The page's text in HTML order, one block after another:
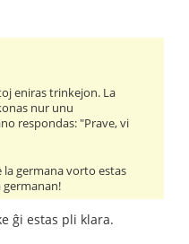
eniras trinkejon. La
nur unu
respondas: "Prave, vi
la germana vorto estas
germanan!
ĝi estas pli klara.